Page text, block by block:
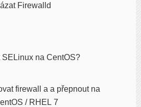
Firewalld
SELinux na CentOS?
firewall a a přepnout na
/ RHEL 7